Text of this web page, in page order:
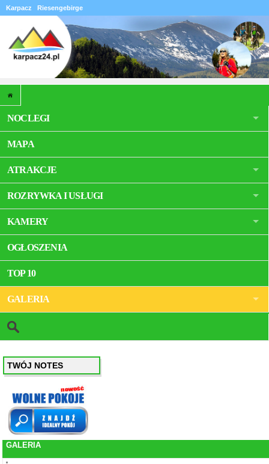
Karpacz Riesengebirge
NOCLEGI
MAPA
ATRAKCJE
ROZRYWKA I USŁUGI
KAMERY
OGŁOSZENIA
TOP 10
GALERIA
TWÓJ NOTES
GALERIA